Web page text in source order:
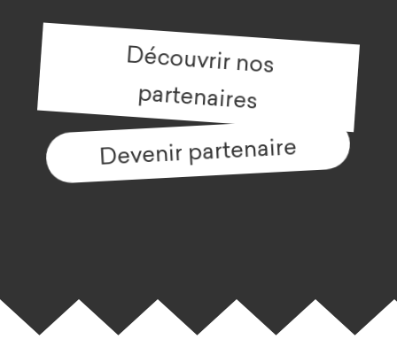
Découvrir nos
partenaires
Devenir partenaire